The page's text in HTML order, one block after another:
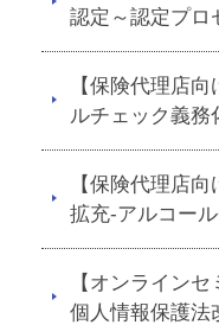
認定～認定プロ
【保険代理店
ルチェック義務
【保険代理店
拡充-アルコー
【オンライン
個人情報保護法